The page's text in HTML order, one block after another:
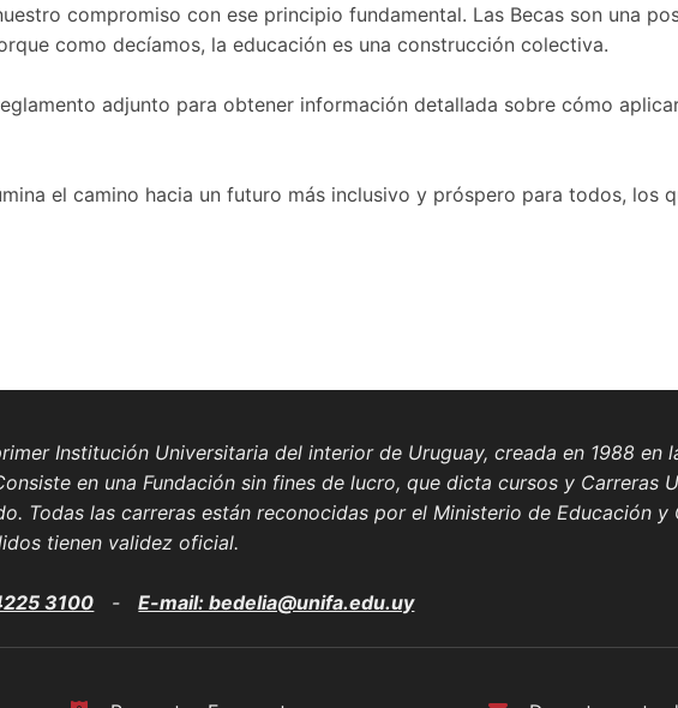
compromiso con ese principio fundamental. Las Becas son una
como decíamos, la educación es una construcción colectiva.
adjunto para obtener información detallada sobre cómo
el camino hacia un futuro más inclusivo y próspero para todos, los
Institución Universitaria del interior de Uruguay, creada en 1988 en
en una Fundación sin fines de lucro, que dicta cursos y Carreras
Todas las carreras están reconocidas por el Ministerio de Educación y
tienen validez oficial.
3100 -E-mail: bedelia@unifa.edu.uy